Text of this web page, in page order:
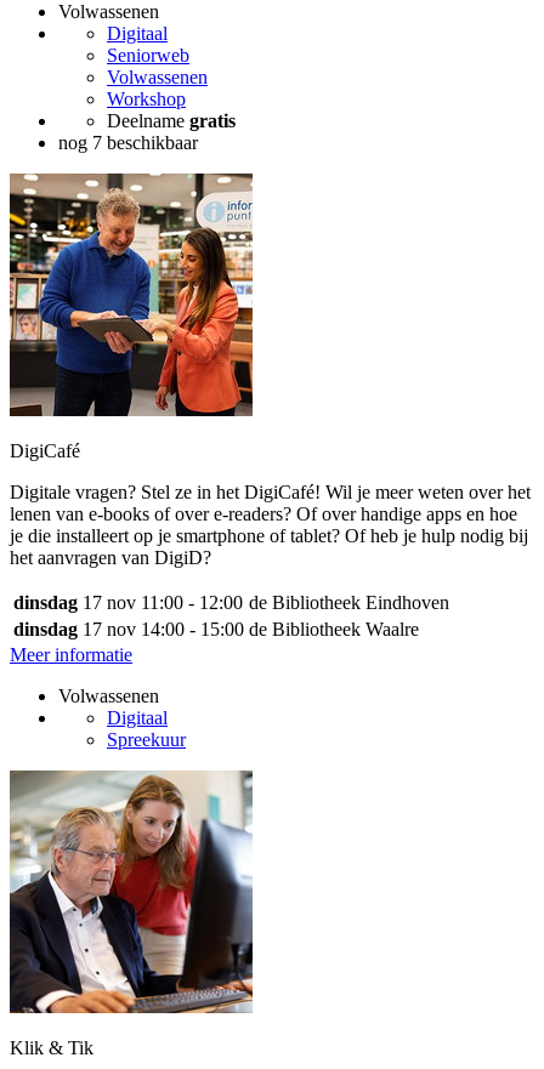
Volwassenen
Digitaal
Seniorweb
Volwassenen
Workshop
Deelname gratis
nog 7 beschikbaar
DigiCafé
Digitale vragen? Stel ze in het DigiCafé! Wil je meer weten over het
lenen van e-books of over e-readers? Of over handige apps en hoe
je die installeert op je smartphone of tablet? Of heb je hulp nodig bij
het aanvragen van DigiD?
dinsdag 17 nov 11:00 - 12:00 de Bibliotheek Eindhoven
dinsdag 17 nov 14:00 - 15:00 de Bibliotheek Waalre
Meer informatie
Volwassenen
Digitaal
Spreekuur
Klik & Tik